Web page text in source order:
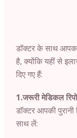
डॉक्टर के साथ आपका
है, क्योंकि यहीं से
दिए गए हैं:
1.जरूरी मेडिकल
डॉक्टर आपकी
साथ लें: